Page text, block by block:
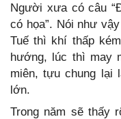
Người xưa có câu
có họa”. Nói như
Tuế thì khí thấp
hướng, lúc thì may
miên, tựu chung lại
lớn.
Trong năm sẽ thấy